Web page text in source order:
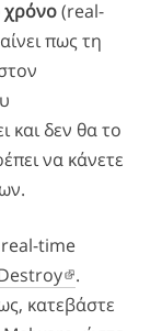
χρόνο(real-
πως τη
και δεν θα το
να κάνετε
time
.
κατεβάστε